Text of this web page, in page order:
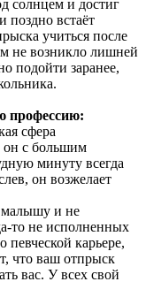
солнцем и достиг
поздно встаёт
учиться после
не возникло лишней
подойти заранее,
профессию:
сфера
он с большим
минуту всегда
он возжелает
малышу и не
то не исполненных
карьере,
что ваш отпрыск
вас. У всех свой